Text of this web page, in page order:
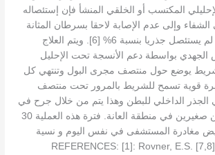
المكتسب أو الخلقي المنشأ فإن إستئصاله
إلى الشفاء وإلى عدم الإصابة لاحقا بسرطان المثانة
الذي أثبت نشوؤه إذا لم يستئصل جذريا بنسبة 6% [6]. ويتم العلاج
الجهدي بواسطة دعم الأنسجة تحت الإحليل
يوضع حول منتصف مجرى البول وتنتهي كل
قوية تسمح للشريط بالمرور تحت منتصف
في الجذر الداخلي للبطن وهذا يتم من خلال جرح في
غشاء المهبل وجرحين صغيرين في منطقة العانة. فترة هذه العملية 30
مغادرة المستشفى في نفس اليوم و نسية
نجاحها بين 86-90%.[7,8] REFERENCES: [1]: Rovner, E.S.